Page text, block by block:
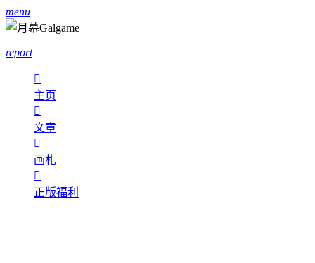
menu
report

主页

文章

画札

正版福利